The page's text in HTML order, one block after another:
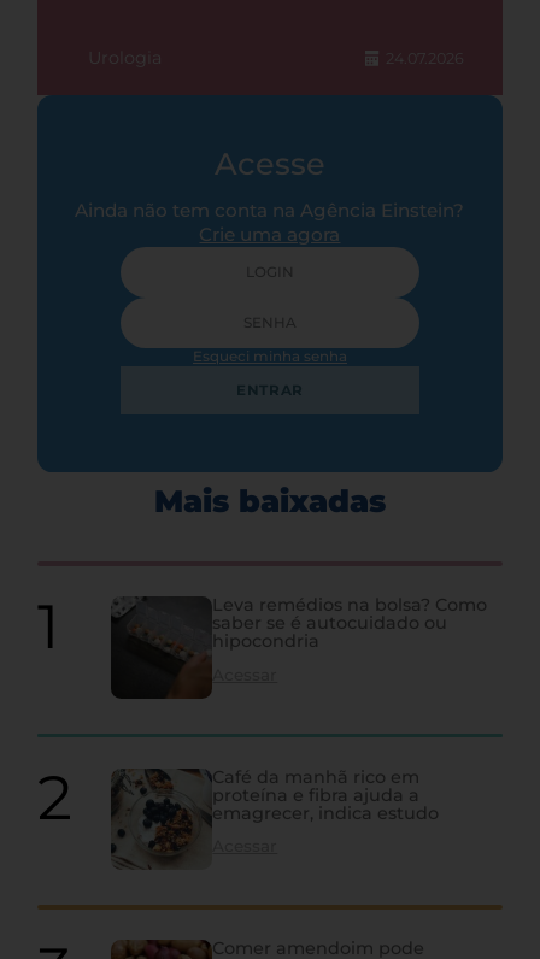
Urologia 24.07.2026
Acesse
Ainda não tem conta na Agência Einstein?
Crie uma agora
Esqueci minha senha
ENTRAR
Mais baixadas
Leva remédios na bolsa? Como
saber se é autocuidado ou
hipocondria
Café da manhã rico em
proteína e fibra ajuda a
emagrecer, indica estudo
Comer amendoim pode